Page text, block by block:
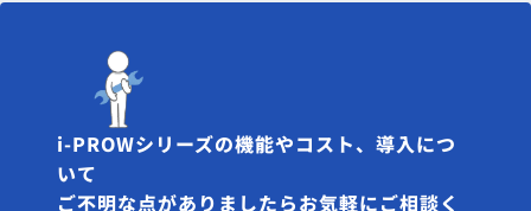
i-PROWシリーズの機能やコスト、導入につ
いて
ご不明な点がありましたらお気軽にご相談く